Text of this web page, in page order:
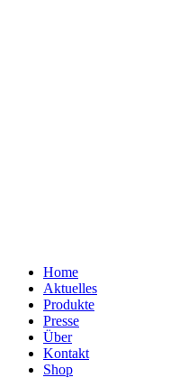
Home
Aktuelles
Produkte
Presse
Über
Kontakt
Shop